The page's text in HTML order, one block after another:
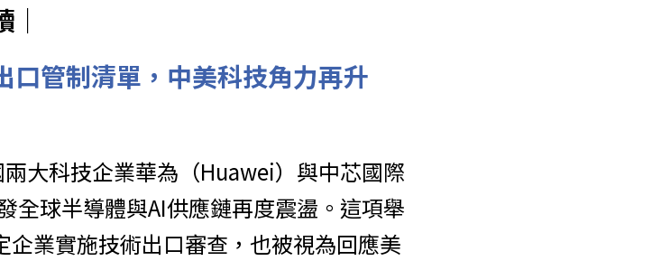
口管制清單，中美科技角力再升
大科技企業華為（Huawei）與中芯國際
全球半導體與AI供應鏈再度震盪。這項舉
業實施技術出口審查，也被視為回應美